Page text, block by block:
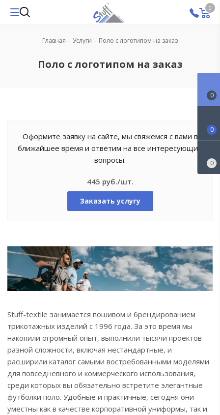
0
Поло с логотипом на заказ
Главная - Услуги - Поло с логотипом на заказ
Оформите заявку на сайте, мы свяжемся с вами в
ближайшее время и ответим на все интересующие
вопросы.
445 руб./шт.
Заказать услугу
Stuff-textile занимается пошивом и брендированием
трикотажных изделий с 1996 года. За это время мы
накопили огромный опыт, выполнили тысячи проектов
разной сложности, включая нестандартные, и
расширили каталог самыми востребованными моделями
для повседневного и коммерческого использования,
среди которых вы обязательно встретите элегантные
футболки поло. Удобные и практичные, сегодня они
уместны как в качестве корпоративной униформы, так и
0
0
0